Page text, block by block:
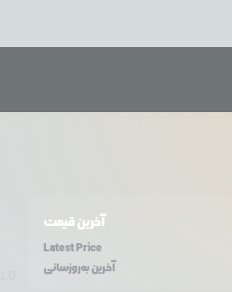
آخرین قیمت
Latest Price
آخرین به‌روزسانی